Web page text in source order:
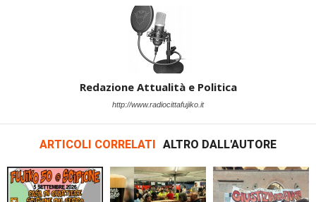
Redazione Attualità e Politica
http://www.radiocittafujiko.it
ARTICOLI CORRELATI ALTRO DALL'AUTORE